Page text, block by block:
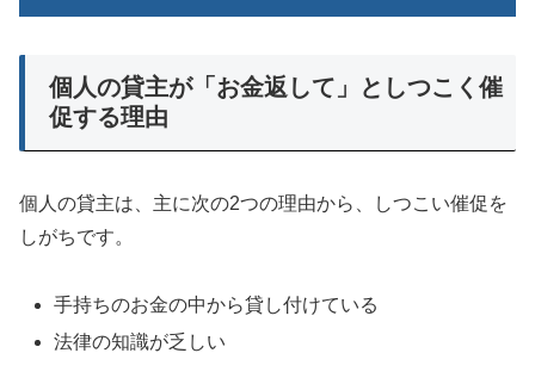
個人の貸主が「お金返して」としつこく催
促する理由
個人の貸主は、主に次の2つの理由から、しつこい催促を
しがちです。
手持ちのお金の中から貸し付けている
法律の知識が乏しい